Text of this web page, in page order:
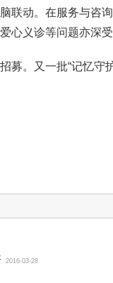
联动。在服务与咨
心义诊等问题亦深
募。又一批“记忆守
2016-03-28